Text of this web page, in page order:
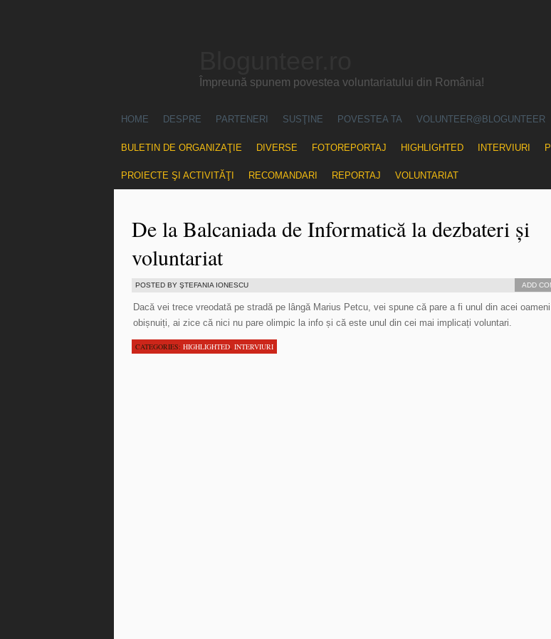
Împreună spunem povestea voluntariatului din România!
HOME DESPRE PARTENERI SUSŢINE POVESTEA TA VOLUNTEER@BLOGUNTEER
BULETIN DE ORGANIZAŢIE DIVERSE FOTOREPORTAJ HIGHLIGHTED INTERVIURI
PROIECTE ŞI ACTIVITĂŢI RECOMANDARI REPORTAJ VOLUNTARIAT
De la Balcaniada de Informatică la dezbateri și
voluntariat
POSTED BY ŞTEFANIA IONESCU ADD
Dacă vei trece vreodată pe stradă pe lângă Marius Petcu, vei spune că pare a fi unul din acei oameni
obișnuiți, ai zice că nici nu pare olimpic la info și că este unul din cei mai implicați voluntari.
CATEGORIES: HIGHLIGHTED, INTERVIURI